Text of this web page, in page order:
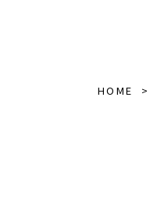
HOME